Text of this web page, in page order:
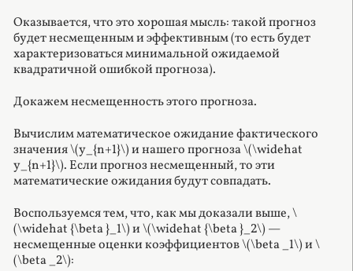
Оказывается, что это хорошая мысль: такой прогноз
будет несмещенным и эффективным (то есть будет
характеризоваться минимальной ожидаемой
квадратичной ошибкой прогноза).
Докажем несмещенность этого прогноза.
Вычислим математическое ожидание фактического
значения \(y_{n+1}\) и нашего прогноза \(\widehat
y_{n+1}\). Если прогноз несмещенный, то эти
математические ожидания будут совпадать.
Воспользуемся тем, что, как мы доказали выше, \
(\widehat {\beta }_1\) и \(\widehat {\beta }_2\) —
несмещенные оценки коэффициентов \(\beta _1\) и \
(\beta _2\):